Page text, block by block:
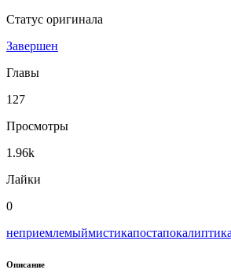
Статус оригинала
Завершен
Главы
127
Просмотры
1.96k
Лайки
0
неприемлемыймистикапостапокалиптика
Описание